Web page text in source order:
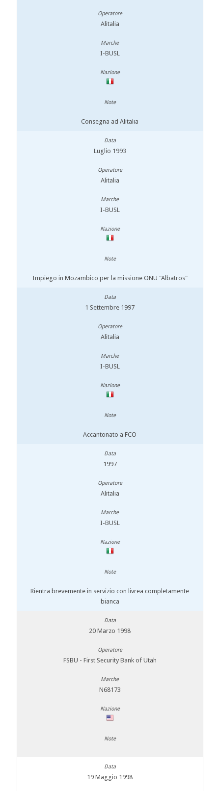
Alitalia
I-BUSL
Consegna ad Alitalia
Luglio 1993
Alitalia
I-BUSL
Impiego in Mozambico per la missione ONU "Albatros"
1 Settembre 1997
Alitalia
I-BUSL
Accantonato a FCO
1997
Alitalia
I-BUSL
Rientra brevemente in servizio con livrea completamente
bianca
20 Marzo 1998
FSBU - First Security Bank of Utah
N68173
19 Maggio 1998